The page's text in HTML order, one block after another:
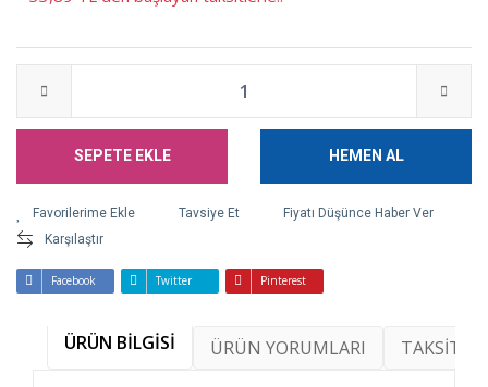
SEPETE EKLE HEMEN AL
Tavsiye Et
Fiyatı Düşünce Haber Ver
Karşılaştır
Facebook Twitter Pinterest
ÜRÜN BİLGİSİ ÜRÜN YORUMLARI TAKSİT